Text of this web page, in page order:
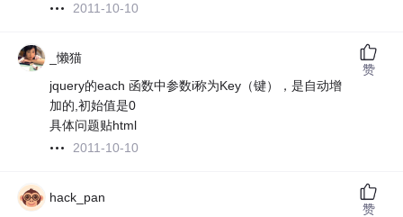
2011-10-10
_懒猫
jquery的each 函数中参数i称为Key（键），是自动增
加的,初始值是0
具体问题贴html
2011-10-10
赞
hack_pan
赞